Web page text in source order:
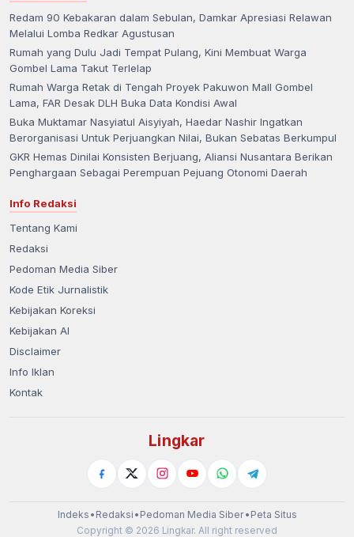
Redam 90 Kebakaran dalam Sebulan, Damkar Apresiasi Relawan
Melalui Lomba Redkar Agustusan
Rumah yang Dulu Jadi Tempat Pulang, Kini Membuat Warga
Gombel Lama Takut Terlelap
Rumah Warga Retak di Tengah Proyek Pakuwon Mall Gombel
Lama, FAR Desak DLH Buka Data Kondisi Awal
Buka Muktamar Nasyiatul Aisyiyah, Haedar Nashir Ingatkan
Berorganisasi Untuk Perjuangkan Nilai, Bukan Sebatas Berkumpul
GKR Hemas Dinilai Konsisten Berjuang, Aliansi Nusantara Berikan
Penghargaan Sebagai Perempuan Pejuang Otonomi Daerah
Info Redaksi
Tentang Kami
Redaksi
Pedoman Media Siber
Kode Etik Jurnalistik
Kebijakan Koreksi
Kebijakan AI
Disclaimer
Info Iklan
Kontak
Lingkar
Indeks • Redaksi • Pedoman Media Siber• Peta Situs
Copyright © 2026 Lingkar. All right reserved